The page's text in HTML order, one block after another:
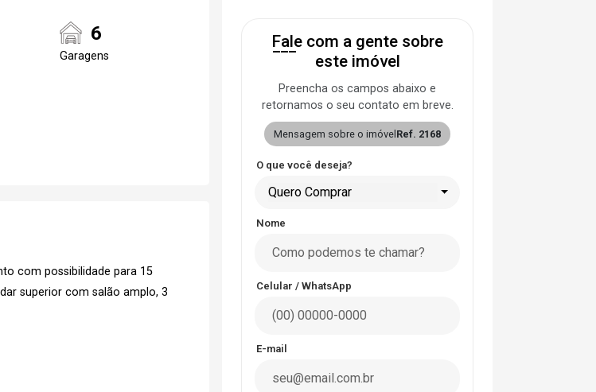
6
Garagens
com possibilidade para 15
superior com salão amplo, 3
Fale com a gente sobre
este imóvel
Preencha os campos abaixo e
retornamos o seu contato em breve.
Mensagem sobre o imóvel Ref. 2168
O que você deseja?
Quero Comprar
Nome
Celular / WhatsApp
E-mail